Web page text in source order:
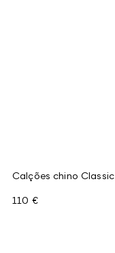
Calções chino Classic
110 €